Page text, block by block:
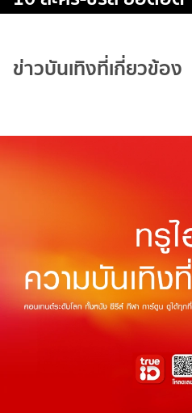
ข่าวบันเทิงที่เกี่ยวข้อง